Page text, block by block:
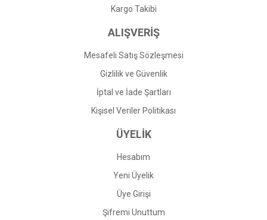
Gönder
Kargo Takibi
ALIŞVERİŞ
Mesafeli Satış Sözleşmesi
Gizlilik ve Güvenlik
İptal ve İade Şartları
Kişisel Veriler Politikası
ÜYELİK
Hesabım
Yeni Üyelik
Üye Girişi
Şifremi Unuttum